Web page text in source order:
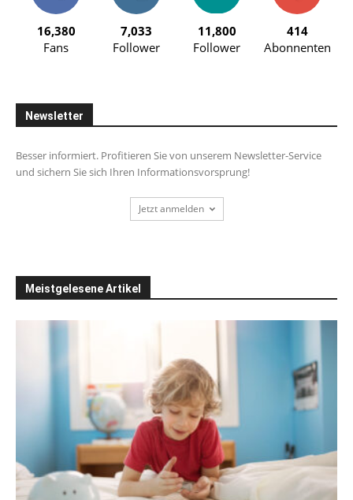
16,380
Fans
7,033
Follower
11,800
Follower
414
Abonnenten
Newsletter
Besser informiert. Profitieren Sie von unserem Newsletter-Service
und sichern Sie sich Ihren Informationsvorsprung!
Jetzt anmelden
Meistgelesene Artikel